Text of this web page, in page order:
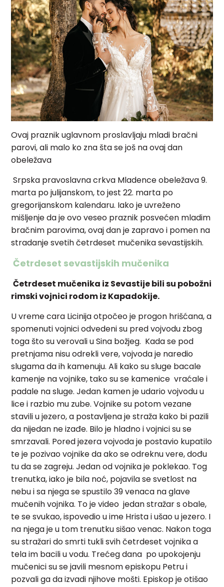
Ovaj praznik uglavnom proslavljaju mladi bračni
parovi, ali malo ko zna šta se još na ovaj dan
obeležava
Srpska pravoslavna crkva Mladence obeležava 9.
marta po julijanskom, to jest 22. marta po
gregorijanskom kalendaru. Iako je uvreženo
mišljenje da je ovo veseo praznik posvećen mladim
bračnim parovima, ovaj dan je zapravo i pomen na
stradanje svetih četrdeset mučenika sevastijskih.
Četrdeset sevastijskih mučenika
Četrdeset mučenika iz Sevastije bili su pobožni
rimski vojnici rodom iz Kapadokije.
U vreme cara Licinija otpočeo je progon hrišćana, a
spomenuti vojnici odvedeni su pred vojvodu zbog
toga što su verovali u Sina božjeg. Kada se pod
pretnjama nisu odrekli vere, vojvoda je naredio
slugama da ih kamenuju. Ali kako su sluge bacale
kamenje na vojnike, tako su se kamenice vraćale i
padale na sluge. Jedan kamen je udario vojvodu u
lice i razbio mu zube. Vojnike su potom vezane
stavili u jezero, a postavljena je straža kako bi pazili
da nijedan ne izađe. Bilo je hladno i vojnici su se
smrzavali. Pored jezera vojvoda je postavio kupatilo
te je pozivao vojnike da ako se odreknu vere, dođu
tu da se zagreju. Jedan od vojnika je poklekao. Tog
trenutka, iako je bila noć, pojavila se svetlost na
nebu i sa njega se spustilo 39 venaca na glave
mučenih vojnika. To je video jedan stražar s obale,
te se svukao, ispovedio u ime Hrista i ušao u jezero. I
na njega je u tom trenutku sišao venac. Nakon toga
su stražari do smrti tukli svih četrdeset vojnika a
tela im bacili u vodu. Trećeg dana po upokojenju
mučenici su se javili mesnom episkopu Petru i
pozvali ga da izvadi njihove mošti. Episkop je otišao